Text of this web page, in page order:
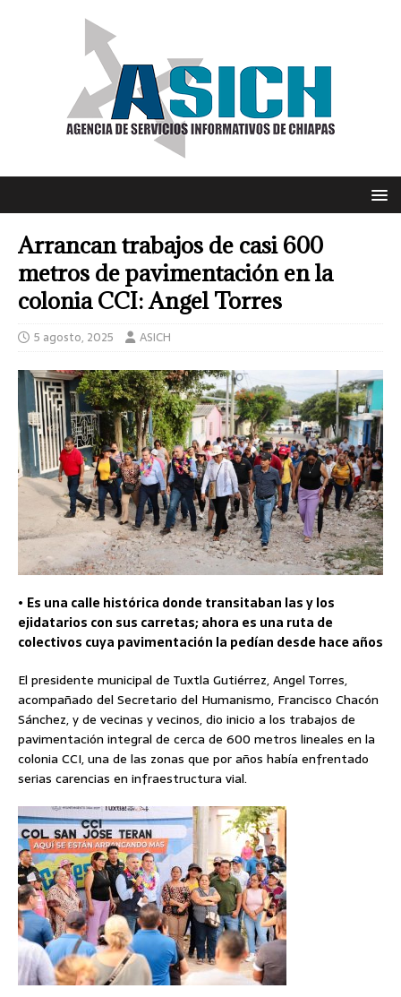
Arrancan trabajos de casi 600
metros de pavimentación en la
colonia CCI: Angel Torres
5 agosto, 2025 ASICH
• Es una calle histórica donde transitaban las y los
ejidatarios con sus carretas; ahora es una ruta de
colectivos cuya pavimentación la pedían desde hace años
El presidente municipal de Tuxtla Gutiérrez, Angel Torres,
acompañado del Secretario del Humanismo, Francisco Chacón
Sánchez, y de vecinas y vecinos, dio inicio a los trabajos de
pavimentación integral de cerca de 600 metros lineales en la
colonia CCI, una de las zonas que por años había enfrentado
serias carencias en infraestructura vial.